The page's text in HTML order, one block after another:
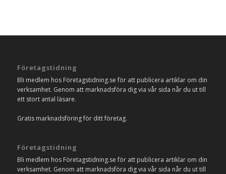
Företagstidning
Bli medlem hos Företagstidning.se för att publicera artiklar om din
verksamhet. Genom att marknadsföra dig via vår sida når du ut till
ett stort antal läsare.
Gratis marknadsföring för ditt företag.
Företagstidning
Bli medlem hos Företagstidning.se för att publicera artiklar om din
verksamhet. Genom att marknadsföra dig via vår sida når du ut till